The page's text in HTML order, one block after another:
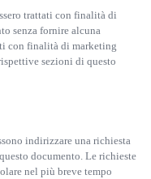
trattati con finalità di
senza fornire alcuna
con finalità di marketing
sezioni di questo
indirizzare una richiesta
documento. Le richieste
nel più breve tempo